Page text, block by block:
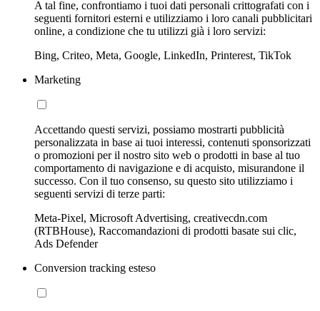
A tal fine, confrontiamo i tuoi dati personali crittografati con i
seguenti fornitori esterni e utilizziamo i loro canali pubblicitari
online, a condizione che tu utilizzi già i loro servizi:
Bing, Criteo, Meta, Google, LinkedIn, Printerest, TikTok
Marketing
Accettando questi servizi, possiamo mostrarti pubblicità
personalizzata in base ai tuoi interessi, contenuti sponsorizzati
o promozioni per il nostro sito web o prodotti in base al tuo
comportamento di navigazione e di acquisto, misurandone il
successo. Con il tuo consenso, su questo sito utilizziamo i
seguenti servizi di terze parti:
Meta-Pixel, Microsoft Advertising, creativecdn.com
(RTBHouse), Raccomandazioni di prodotti basate sui clic,
Ads Defender
Conversion tracking esteso